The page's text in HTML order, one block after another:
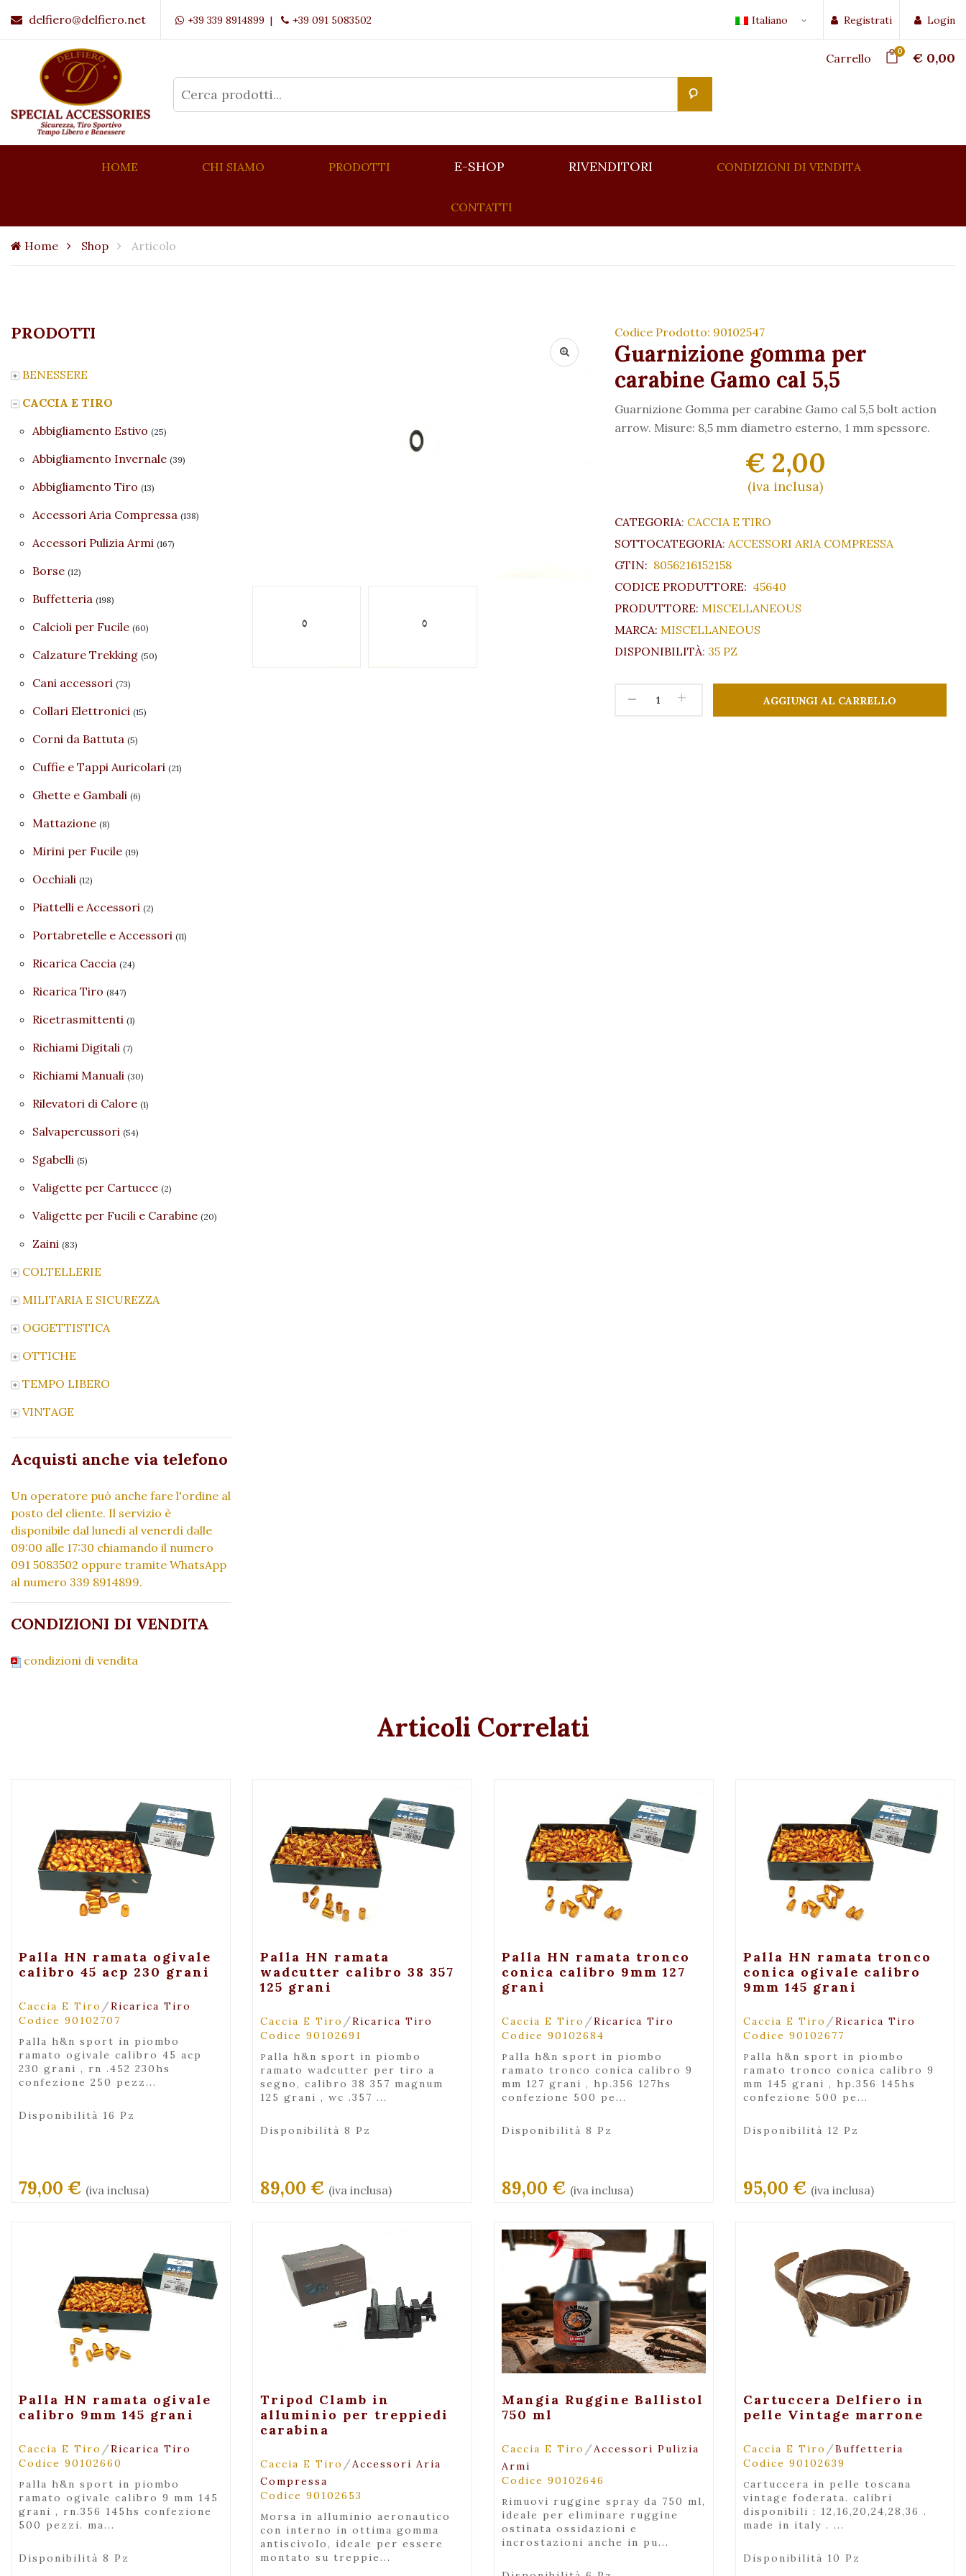
delfiero@delfiero.net +39 339 8914899 | +39 091 5083502 Login
Registrati
Italiano
Carrello 0 € 0,00
HOME CHI SIAMO PRODOTTI E-SHOP RIVENDITORI CONDIZIONI DI VENDITA
CONTATTI
Home Shop Articolo
PRODOTTI
BENESSERE
CACCIA E TIRO
Abbigliamento Estivo (25)
Abbigliamento Invernale (39)
Abbigliamento Tiro (13)
Accessori Aria Compressa (138)
Accessori Pulizia Armi (167)
Borse (12)
Buffetteria (198)
Calcioli per Fucile (60)
Calzature Trekking (50)
Cani accessori (73)
Collari Elettronici (15)
Corni da Battuta (5)
Cuffie e Tappi Auricolari (21)
Ghette e Gambali (6)
Mattazione (8)
Mirini per Fucile (19)
Occhiali (12)
Piattelli e Accessori (2)
Portabretelle e Accessori (11)
Ricarica Caccia (24)
Ricarica Tiro (847)
Ricetrasmittenti (1)
Richiami Digitali (7)
Richiami Manuali (30)
Rilevatori di Calore (1)
Salvapercussori (54)
Sgabelli (5)
Valigette per Cartucce (2)
Valigette per Fucili e Carabine (20)
Zaini (83)
COLTELLERIE
MILITARIA E SICUREZZA
OGGETTISTICA
OTTICHE
TEMPO LIBERO
VINTAGE
Acquisti anche via telefono
Un operatore può anche fare l'ordine al
posto del cliente. Il servizio è
disponibile dal lunedì al venerdì dalle
09:00 alle 17:30 chiamando il numero
091 5083502 oppure tramite WhatsApp
al numero 339 8914899.
CONDIZIONI DI VENDITA
condizioni di vendita
Codice Prodotto: 90102547
Guarnizione gomma per
carabine Gamo cal 5,5
Guarnizione Gomma per carabine Gamo cal 5,5 bolt action
arrow. Misure: 8,5 mm diametro esterno, 1 mm spessore.
€ 2,00
(iva inclusa)
CATEGORIA: CACCIA E TIRO
SOTTOCATEGORIA: ACCESSORI ARIA COMPRESSA
GTIN: 8056216152158
CODICE PRODUTTORE: 45640
PRODUTTORE: MISCELLANEOUS
MARCA: MISCELLANEOUS
DISPONIBILITÀ: 35 PZ
- +
Articoli Correlati
+ Visualizza
Palla HN ramata ogivale
calibro 45 acp 230 grani
Caccia E Tiro /Ricarica Tiro
Codice 90102707
palla h&n sport in piombo
ramato ogivale calibro 45 acp
230 grani , rn .452 230hs
confezione 250 pezz...
Disponibilità 16 Pz
79,00 € (iva inclusa)
+ Visualizza
Palla HN ramata
wadcutter calibro 38 357
125 grani
Caccia E Tiro /Ricarica Tiro
Codice 90102691
palla h&n sport in piombo
ramato wadcutter per tiro a
segno, calibro 38 357 magnum
125 grani , wc .357 ...
Disponibilità 8 Pz
89,00 € (iva inclusa)
+ Visualizza
Palla HN ramata tronco
conica calibro 9mm 127
grani
Caccia E Tiro /Ricarica Tiro
Codice 90102684
palla h&n sport in piombo
ramato tronco conica calibro 9
mm 127 grani , hp.356 127hs
confezione 500 pe...
Disponibilità 8 Pz
89,00 € (iva inclusa)
+ Visualizza
Palla HN ramata tronco
conica ogivale calibro
9mm 145 grani
Caccia E Tiro /Ricarica Tiro
Codice 90102677
palla h&n sport in piombo
ramato tronco conica calibro 9
mm 145 grani , hp.356 145hs
confezione 500 pe...
Disponibilità 12 Pz
95,00 € (iva inclusa)
+ Visualizza
Palla HN ramata ogivale
calibro 9mm 145 grani
Caccia E Tiro /Ricarica Tiro
Codice 90102660
palla h&n sport in piombo
ramato ogivale calibro 9 mm 145
grani , rn.356 145hs confezione
500 pezzi. ma...
Disponibilità 8 Pz
+ Visualizza
Tripod Clamb in
alluminio per treppiedi
carabina
Caccia E Tiro /Accessori Aria
Compressa
Codice 90102653
morsa in alluminio aeronautico
con interno in ottima gomma
antiscivolo, ideale per essere
montato su treppie...
+ Visualizza
Mangia Ruggine Ballistol
750 ml
Caccia E Tiro /Accessori Pulizia
Armi
Codice 90102646
rimuovi ruggine spray da 750 ml,
ideale per eliminare ruggine
ostinata ossidazioni e
incrostazioni anche in pu...
+ Maggiori Dettagli
Cartuccera Delfiero in
pelle Vintage marrone
Caccia E Tiro /Buffetteria
Codice 90102639
cartuccera in pelle toscana
vintage foderata. calibri
disponibili : 12,16,20,24,28,36 .
made in italy . ...
Disponibilità 10 Pz